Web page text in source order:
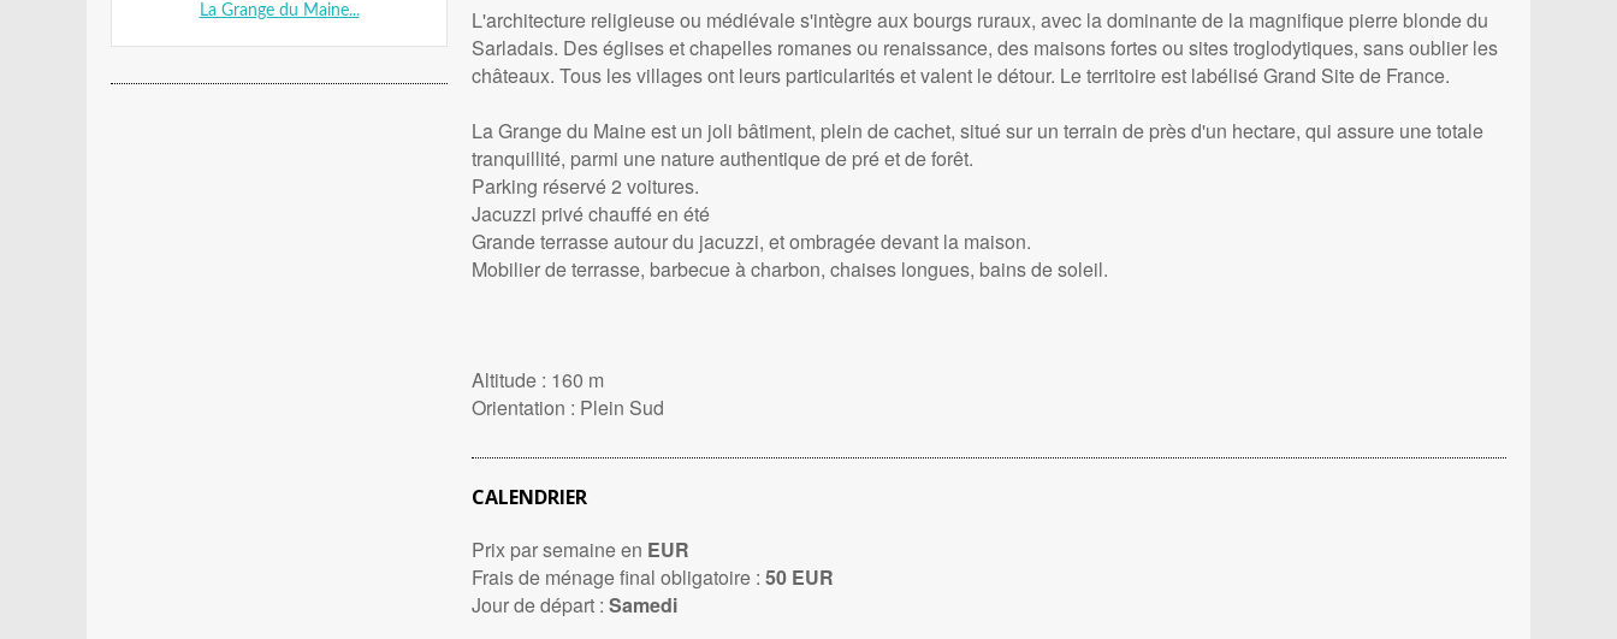
La Grange du Maine...
L'architecture religieuse ou médiévale s'intègre aux bourgs ruraux, avec la dominante de la magnifique pierre blonde du
Sarladais. Des églises et chapelles romanes ou renaissance, des maisons fortes ou sites troglodytiques, sans oublier les
châteaux. Tous les villages ont leurs particularités et valent le détour. Le territoire est labélisé Grand Site de France.
La Grange du Maine est un joli bâtiment, plein de cachet, situé sur un terrain de près d'un hectare, qui assure une totale
tranquillité, parmi une nature authentique de pré et de forêt.
Parking réservé 2 voitures.
Jacuzzi privé chauffé en été
Grande terrasse autour du jacuzzi, et ombragée devant la maison.
Mobilier de terrasse, barbecue à charbon, chaises longues, bains de soleil.
Altitude : 160 m
Orientation : Plein Sud
CALENDRIER
Prix par semaine en EUR
Frais de ménage final obligatoire : 50 EUR
Jour de départ : Samedi